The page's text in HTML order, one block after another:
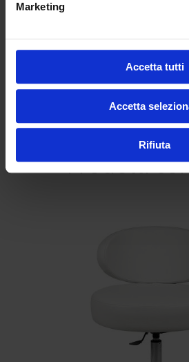
Marketing
Accetta tutti
Accetta
Rifiuta
Rivestimenti
A007-
2938-
Black-
Prodotti